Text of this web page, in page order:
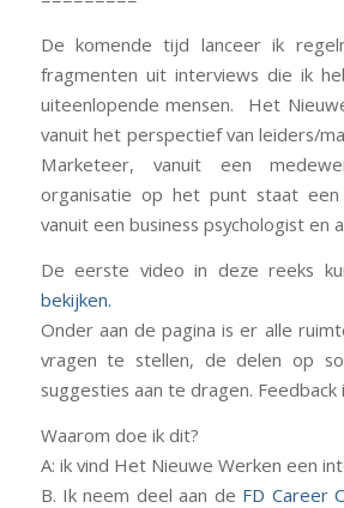
De komende tijd lanceer ik
fragmenten uit interviews die ik
uiteenlopende mensen. Het
vanuit het perspectief van leiders/
Marketeer, vanuit een
organisatie op het punt staat
vanuit een business psychologist en
De eerste video in deze reeks
bekijken.
Onder aan de pagina is er alle
vragen te stellen, de delen op
suggesties aan te dragen. Feedback
Waarom doe ik dit?
A: ik vind Het Nieuwe Werken een
B. Ik neem deel aan de FD Career